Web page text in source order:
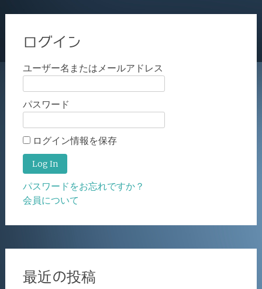
ログイン
ユーザー名またはメールアドレス
パスワード
ログイン情報を保存
パスワードをお忘れですか？
会員について
最近の投稿